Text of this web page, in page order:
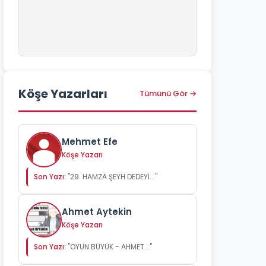
Köşe Yazarları Tümünü Gör →
Mehmet Efe
Köşe Yazarı
Son Yazı: "29. HAMZA ŞEYH DEDEYİ..."
Ahmet Aytekin
Köşe Yazarı
Son Yazı: "OYUN BÜYÜK - AHMET..."